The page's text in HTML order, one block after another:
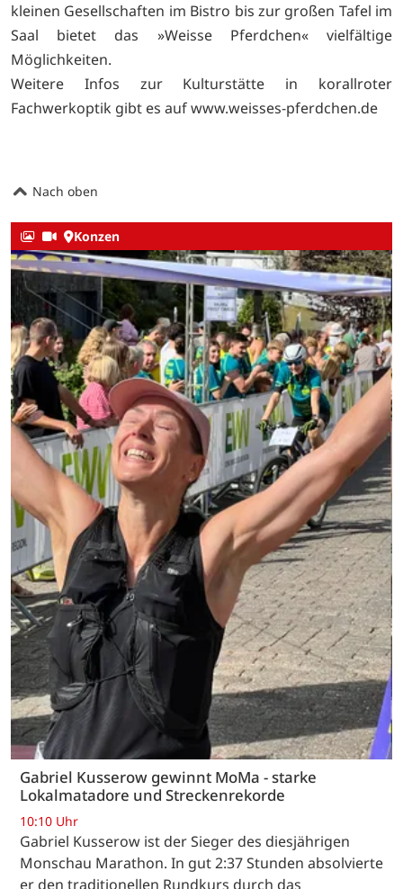
kleinen Gesellschaften im Bistro bis zur großen Tafel im
Saal bietet das »Weisse Pferdchen« vielfältige
Möglichkeiten.
Weitere Infos zur Kulturstätte in korallroter
Fachwerkoptik gibt es auf www.weisses-pferdchen.de
Nach oben
Konzen
Gabriel Kusserow gewinnt MoMa - starke
Lokalmatadore und Streckenrekorde
10:10 Uhr
Gabriel Kusserow ist der Sieger des diesjährigen
Monschau Marathon. In gut 2:37 Stunden absolvierte
er den traditionellen Rundkurs durch das